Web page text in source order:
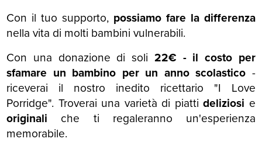
Con il tuo supporto, possiamo fare la differenza
nella vita di molti bambini vulnerabili.
Con una donazione di soli 22€ - il costo per
sfamare un bambino per un anno scolastico -
riceverai il nostro inedito ricettario "I Love
Porridge". Troverai una varietà di piattideliziosi e
originali che ti regaleranno un'esperienza
memorabile.